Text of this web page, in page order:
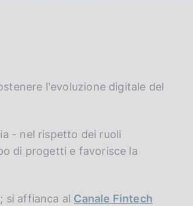
l'evoluzione digitale del
- nel rispetto dei ruoli
di progetti e favorisce la
si affianca al Canale Fintech